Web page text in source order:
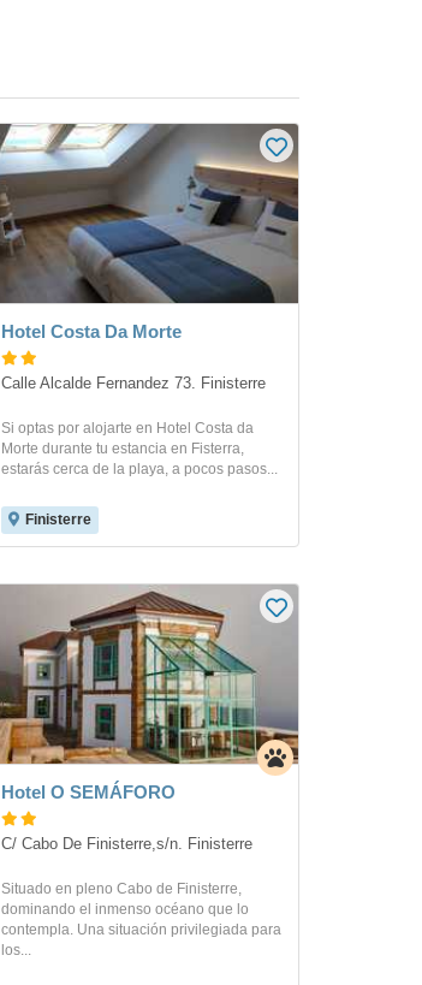
Hotel Costa Da Morte
Calle Alcalde Fernandez 73. Finisterre
Si optas por alojarte en Hotel Costa da
Morte durante tu estancia en Fisterra,
estarás cerca de la playa, a pocos pasos...
Finisterre
Hotel O SEMÁFORO
C/ Cabo De Finisterre,s/n. Finisterre
Situado en pleno Cabo de Finisterre,
dominando el inmenso océano que lo
contempla. Una situación privilegiada para
los...